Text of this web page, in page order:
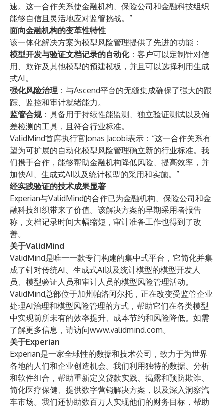
速。这一合作关系使金融机构、保险公司和金融科技组织
能够自信且灵活地应对监管挑战。”
面向金融机构的变革性特性
该一体化解决方案为模型风险管理提供了先进的功能：
模型开发与验证文档记录的自动化：客户可以定制针对信
用、欺诈及其他模型的预建模板，并且可以选择利用生成
式AI。
强化风险治理 ：与Ascend平台的无缝集成确保了强大的跟
踪、监控和审计就绪能力。
监管合规：具备用于持续性能监测、独立验证测试以及偏
差检测的工具，且符合行业标准。
ValidMind首席执行官Jonas Jacobi表示：“这一合作关系有
望为可扩展的自动化模型风险管理确立新的行业标准。我
们携手合作，能够帮助金融机构降低风险、提高效率，并
加快AI、生成式AI以及统计模型的采用和实施。”
经实践验证的技术成果显著
Experian与ValidMind的合作已为金融机构、保险公司和金
融科技组织带来了价值。该解决方案的早期采用者报告
称，文档记录时间大幅缩短，审计准备工作也得到了改
善。
关于ValidMind
ValidMind是唯一一款专门构建的集中式平台，它简化并集
成了针对传统AI、生成式AI以及统计模型的模型开发人
员、模型验证人员和审计人员的模型风险管理活动。
ValidMind总部位于加州帕洛阿尔托，正在改变受监管企业
处理AI治理和模型风险管理的方式，帮助它们在各类模型
中实现前所未有的效率提升、成本节约和风险降低。如需
了解更多信息，请访问www.validmind.com。
关于Experian
Experian是一家全球性的数据和技术公司，致力于为世界
各地的人们和企业创造机会。我们利用独特的数据、分析
和软件组合，帮助重新定义贷款实践、揭露和预防欺诈、
简化医疗保健、提供数字营销解决方案，以及深入洞察汽
车市场。我们还协助数百万人实现他们的财务目标，帮助